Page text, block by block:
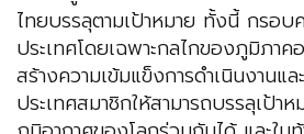
ไทยบรรลุตามเป้าหมาย ทั้งนี้ กรอบ
ประเทศโดยเฉพาะกลไกของภูมิภาค
สร้างความเข้มแข็งการดำเนินงานแ
ประเทศสมาชิกให้สามารถบรรลุเป้